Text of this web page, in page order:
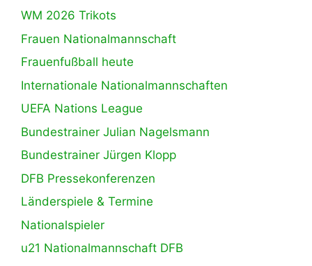
WM 2026 Trikots
Frauen Nationalmannschaft
Frauenfußball heute
Internationale Nationalmannschaften
UEFA Nations League
Bundestrainer Julian Nagelsmann
Bundestrainer Jürgen Klopp
DFB Pressekonferenzen
Länderspiele & Termine
Nationalspieler
u21 Nationalmannschaft DFB